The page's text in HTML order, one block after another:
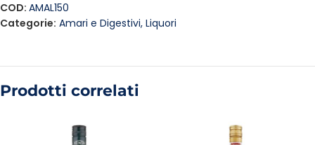
COD: AMAL150
Categorie: Amari e Digestivi, Liquori
Prodotti correlati